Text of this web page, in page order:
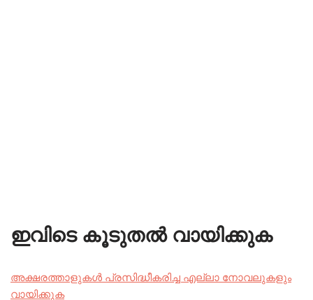
ഇവിടെ കൂടുതൽ വായിക്കുക
അക്ഷരത്താളുകൾ പ്രസിദ്ധീകരിച്ച എല്ലാ നോവലുകളും
വായിക്കുക